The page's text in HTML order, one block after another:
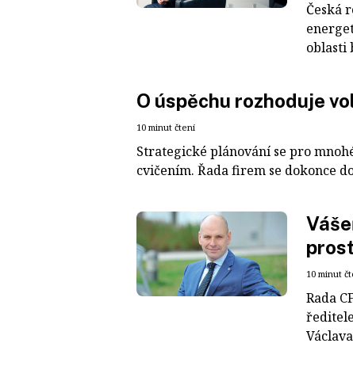
Česká
oblasti
O úspěchu rozhoduje
10 minut čtení
Strategické plánování se pro
cvičením. Řada firem se dokonce
10 minut
Rada